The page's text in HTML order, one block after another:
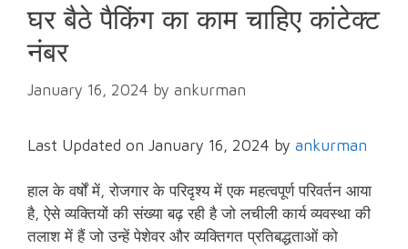
घर बैठे पैकिंग का काम चाहिए कांटेक्ट
नंबर
January 16, 2024 by ankurman
Last Updated on January 16, 2024 by ankurman
हाल के वर्षों में, रोजगार के परिदृश्य में एक महत्वपूर्ण परिवर्तन आया
है, ऐसे व्यक्तियों की संख्या बढ़ रही है जो लचीली कार्य व्यवस्था की
तलाश में हैं जो उन्हें पेशेवर और व्यक्तिगत प्रतिबद्धताओं को